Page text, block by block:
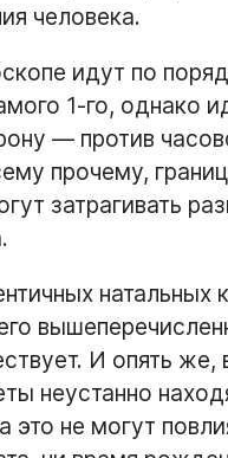
человека.
идут по
1-го, однако
— против
прочему,
затрагивать
натальных
И опять же,
неустанно
не могут